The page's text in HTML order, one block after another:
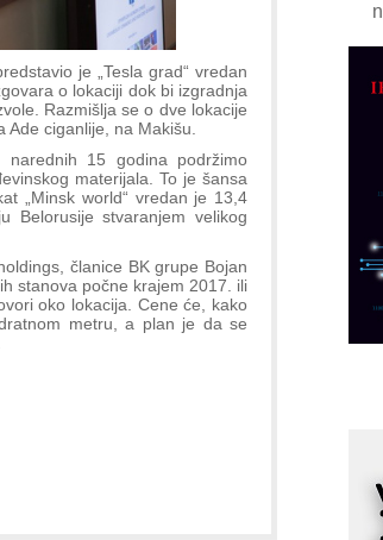
je „Tesla grad“ vredan
o lokaciji dok bi izgradnja
Razmišlja se o dve lokacije
ciganlije, na Makišu.
15 godina podržimo
materijala. To je šansa
„Minsk world“ vredan je 13,4
Belorusije stvaranjem velikog
članice BK grupe Bojan
stanova počne krajem 2017. ili
oko lokacija. Cene će, kako
metru, a plan je da se